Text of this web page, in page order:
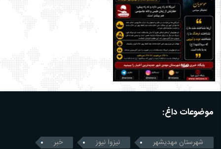
موضوعات داغ:
شهرستان مهدیشهر نیزوا نیوز
خبر